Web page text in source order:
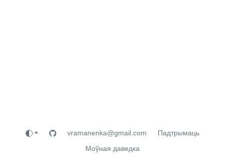
vramanenka@gmail.com
Падтрымаць
Моўная даведка